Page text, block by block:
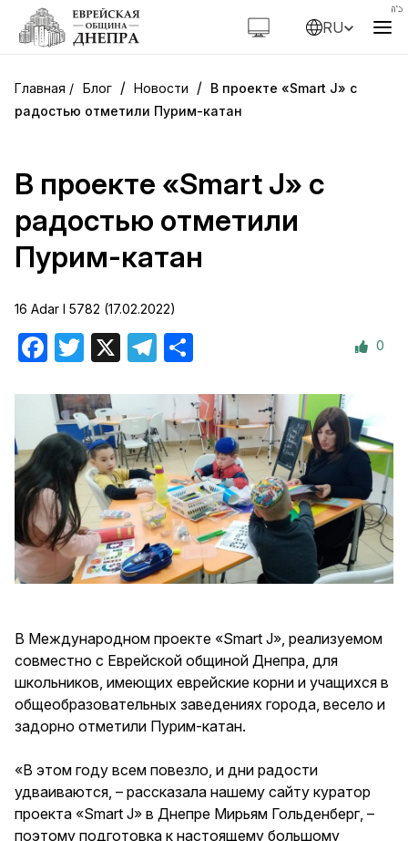
RU
Блог / Новости / В проекте «Smart J» с
радостью отметили Пурим-катан
В проекте «Smart J» с
радостью отметили
Пурим-катан
16 Adar I 5782 (17.02.2022)
Facebook
Twitter Telegram 0
В Международном проекте «Smart J», реализуемом
совместно с Еврейской общиной Днепра, для
школьников, имеющих еврейские корни и учащихся в
общеобразовательных заведениях города, весело и
задорно отметили Пурим-катан.
«В этом году всем повезло, и дни радости
удваиваются, – рассказала нашему сайту куратор
проекта «Smart J» в Днепре Мирьям Гольденберг, –
поэтому подготовка к настоящему большому